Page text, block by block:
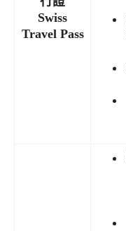
Swiss
Travel Pass